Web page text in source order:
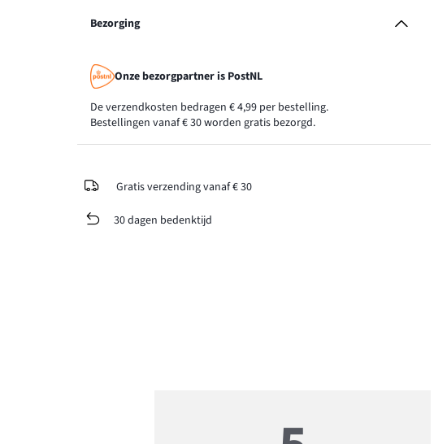
Bezorging
Onze bezorgpartner is PostNL
De verzendkosten bedragen € 4,99 per bestelling.
Bestellingen vanaf € 30 worden gratis bezorgd.
Gratis verzending vanaf € 30
30 dagen bedenktijd